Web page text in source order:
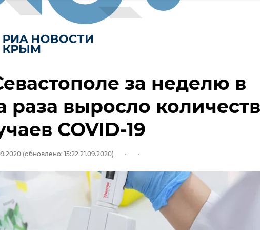
за неделю в
раза выросло
COVID-19
(обновлено: 15:22 21.09.2020)